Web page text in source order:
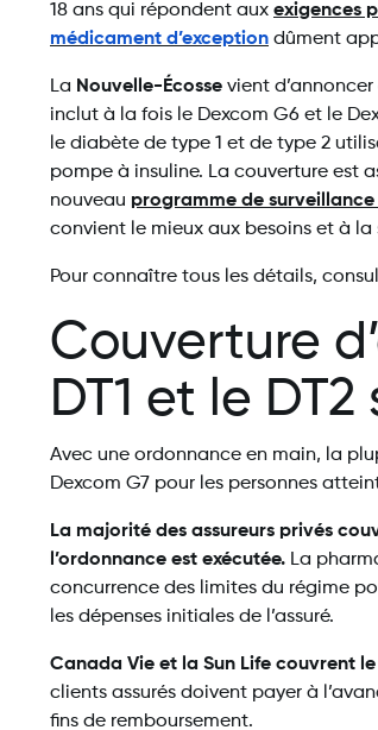
18 ans qui répondent aux exigences
médicament d’exception dûment
La Nouvelle-Écosse vient
inclut à la fois le Dexcom G6 et le
le diabète de type 1 et de type 2
pompe à insuline. La couverture est
nouveau programme de
convient le mieux aux besoins et à
Pour connaître tous les détails,
Couverture
DT1 et le
Avec une ordonnance en main, la
Dexcom G7 pour les personnes
La majorité des assureurs privés
l’ordonnance est exécutée. La
concurrence des limites du régime
les dépenses initiales de l’assuré.
Canada Vie et la Sun Life couvrent
clients assurés doivent payer à
fins de remboursement.